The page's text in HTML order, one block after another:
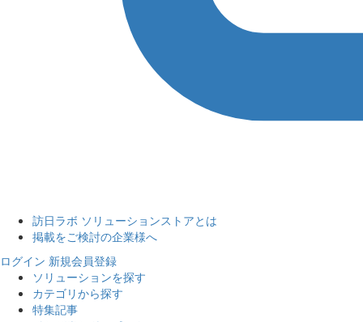
訪日ラボ ソリューションストアとは
掲載をご検討の企業様へ
ログイン 新規会員登録
ソリューションを探す
カテゴリから探す
特集記事